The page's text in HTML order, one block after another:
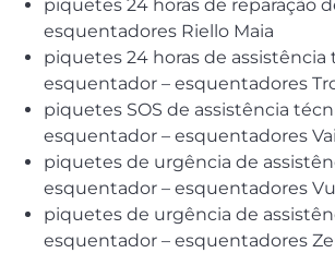
piquetes 24 horas de reparação
esquentadores Riello Maia
piquetes 24 horas de assistência
esquentador – esquentadores
piquetes SOS de assistência
esquentador – esquentadores
piquetes de urgência de
esquentador – esquentadores
piquetes de urgência de
esquentador – esquentadores